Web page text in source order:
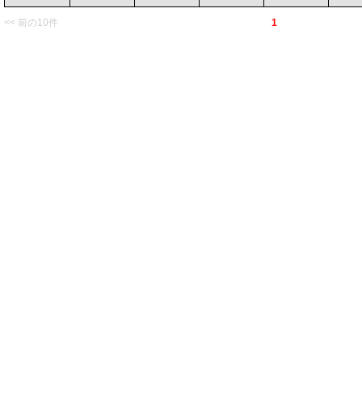
<< 前の10件 1